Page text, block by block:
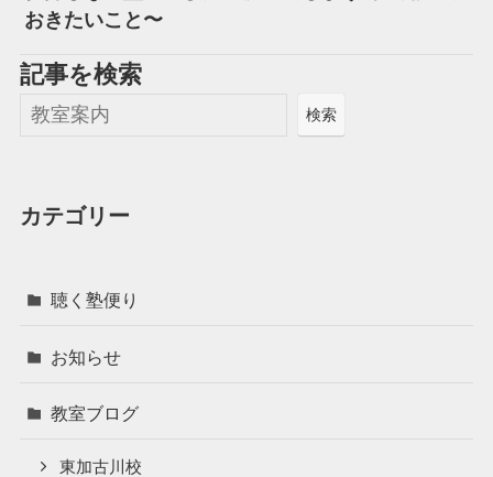
おきたいこと〜
記事を検索
検索
カテゴリー
聴く塾便り
お知らせ
教室ブログ
東加古川校